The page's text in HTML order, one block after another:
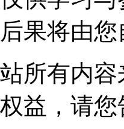
果将由
所有内
益，请